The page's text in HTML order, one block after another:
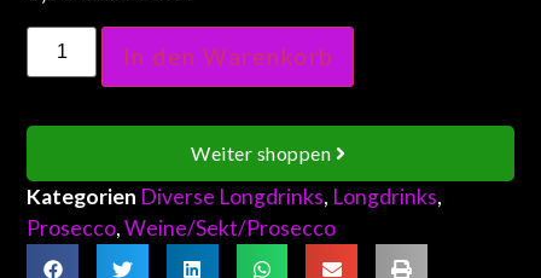
In den Warenkorb
Weiter shoppen
Kategorien Diverse Longdrinks, Longdrinks,
Prosecco,Weine/Sekt/Prosecco